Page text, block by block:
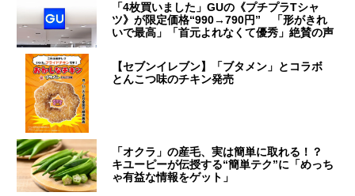
「4枚買いました」GUの《プチプラTシャ
ツ》が限定価格“990→790円” 「形がきれ
いで最高」「首元よれなくて優秀」絶賛の声
【セブンイレブン】「ブタメン」とコラボ
とんこつ味のチキン発売
「オクラ」の産毛、実は簡単に取れる！？
キユーピーが伝授する“簡単テク”に「めっち
ゃ有益な情報をゲット」